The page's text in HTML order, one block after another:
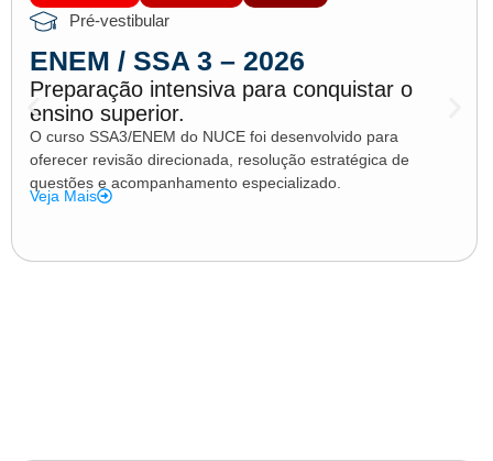
Pré-vestibular
ENEM / SSA 3 – 2026
Preparação intensiva para conquistar o
ensino superior.
O curso SSA3/ENEM do NUCE foi desenvolvido para
oferecer revisão direcionada, resolução estratégica de
questões e acompanhamento especializado.
Veja Mais